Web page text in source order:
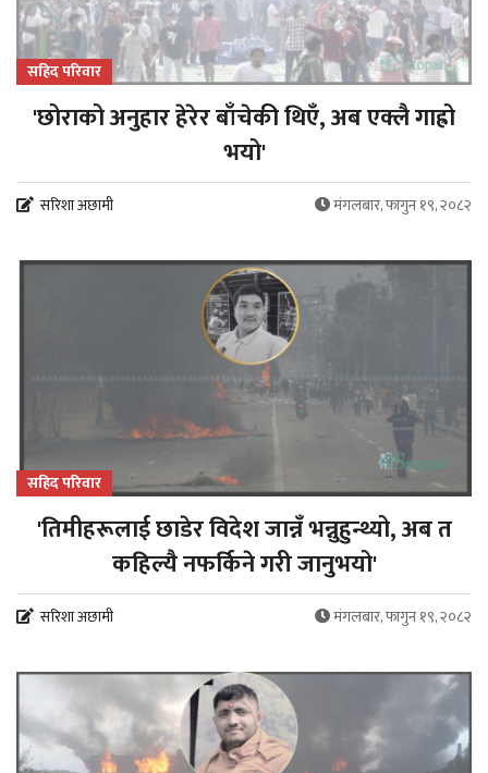
सहिद परिवार
'छोराको अनुहार हेरेर बाँचेकी थिएँ, अब एक्लै गाह्रो
भयो'
सरिशा अछामी मंगलबार, फागुन १९, २०८२
सहिद परिवार
'तिमीहरूलाई छाडेर विदेश जान्नँ भन्नुहुन्थ्यो, अब त
कहिल्यै नफर्किने गरी जानुभयो'
सरिशा अछामी मंगलबार, फागुन १९, २०८२